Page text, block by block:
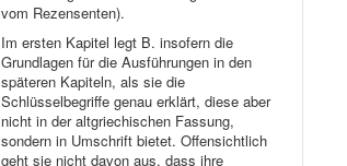
vom Rezensenten).
Im ersten Kapitel legt B. insofern die
Grundlagen für die Ausführungen in den
späteren Kapiteln, als sie die
Schlüsselbegriffe genau erklärt, diese aber
nicht in der altgriechischen Fassung,
sondern in Umschrift bietet. Offensichtlich
geht sie nicht davon aus, dass ihre